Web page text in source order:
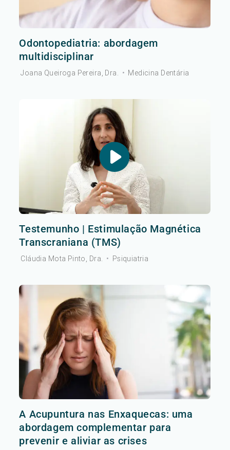
Odontopediatria: abordagem
multidisciplinar
Joana Queiroga Pereira, Dra. • Medicina Dentária
Testemunho | Estimulação Magnética
Transcraniana (TMS)
Cláudia Mota Pinto, Dra. • Psiquiatria
A Acupuntura nas Enxaquecas: uma
abordagem complementar para
prevenir e aliviar as crises